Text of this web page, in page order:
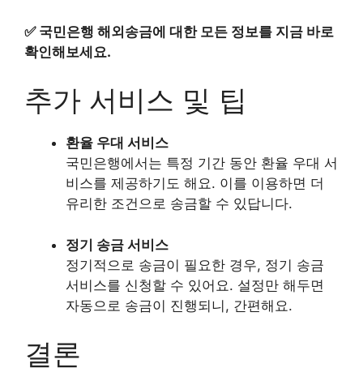
✅ 국민은행 해외송금에 대한 모든 정보를 지금 바로
확인해보세요.
추가 서비스 및 팁
환율 우대 서비스
국민은행에서는 특정 기간 동안 환율 우대 서
비스를 제공하기도 해요. 이를 이용하면 더
유리한 조건으로 송금할 수 있답니다.
정기 송금 서비스
정기적으로 송금이 필요한 경우, 정기 송금
서비스를 신청할 수 있어요. 설정만 해두면
자동으로 송금이 진행되니, 간편해요.
결론